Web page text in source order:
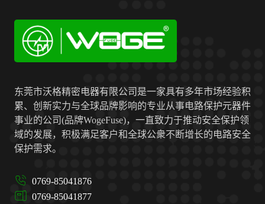
东莞市沃格精密电器有限公司是一家具有多年市场经验积
累、创新实力与全球品牌影响的专业从事电路保护元器件
事业的公司(品牌WogeFuse)，一直致力于推动安全保护领
域的发展，积极满足客户和全球公衆不断增长的电路安全
保护需求。
0769-85041876
0769-85041877